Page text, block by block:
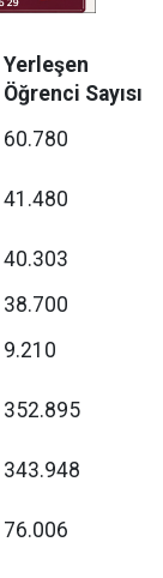
Yerleşen
Öğrenci Sayısı
60.780
41.480
40.303
38.700
9.210
352.895
343.948
76.006